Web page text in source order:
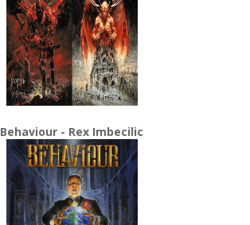
Behaviour - Rex Imbecilic